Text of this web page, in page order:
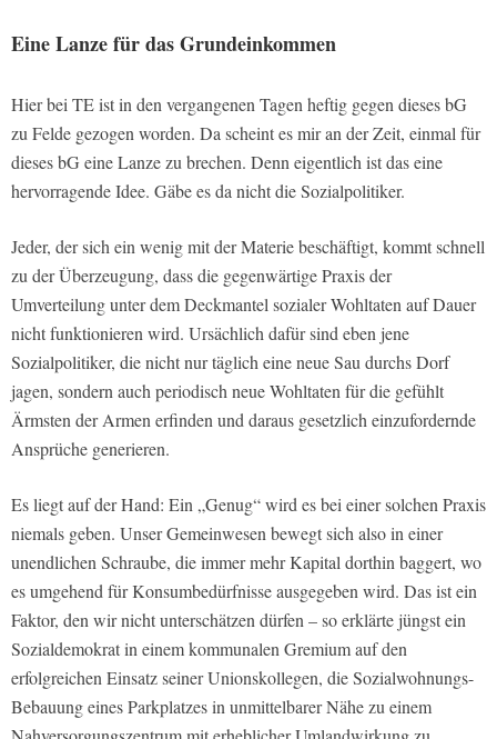
Eine Lanze für das Grundeinkommen
Hier bei TE ist in den vergangenen Tagen heftig gegen dieses bG
zu Felde gezogen worden. Da scheint es mir an der Zeit, einmal für
dieses bG eine Lanze zu brechen. Denn eigentlich ist das eine
hervorragende Idee. Gäbe es da nicht die Sozialpolitiker.
Jeder, der sich ein wenig mit der Materie beschäftigt, kommt schnell
zu der Überzeugung, dass die gegenwärtige Praxis der
Umverteilung unter dem Deckmantel sozialer Wohltaten auf Dauer
nicht funktionieren wird. Ursächlich dafür sind eben jene
Sozialpolitiker, die nicht nur täglich eine neue Sau durchs Dorf
jagen, sondern auch periodisch neue Wohltaten für die gefühlt
Ärmsten der Armen erfinden und daraus gesetzlich einzufordernde
Ansprüche generieren.
Es liegt auf der Hand: Ein „Genug“ wird es bei einer solchen Praxis
niemals geben. Unser Gemeinwesen bewegt sich also in einer
unendlichen Schraube, die immer mehr Kapital dorthin baggert, wo
es umgehend für Konsumbedürfnisse ausgegeben wird. Das ist ein
Faktor, den wir nicht unterschätzen dürfen – so erklärte jüngst ein
Sozialdemokrat in einem kommunalen Gremium auf den
erfolgreichen Einsatz seiner Unionskollegen, die Sozialwohnungs-
Bebauung eines Parkplatzes in unmittelbarer Nähe zu einem